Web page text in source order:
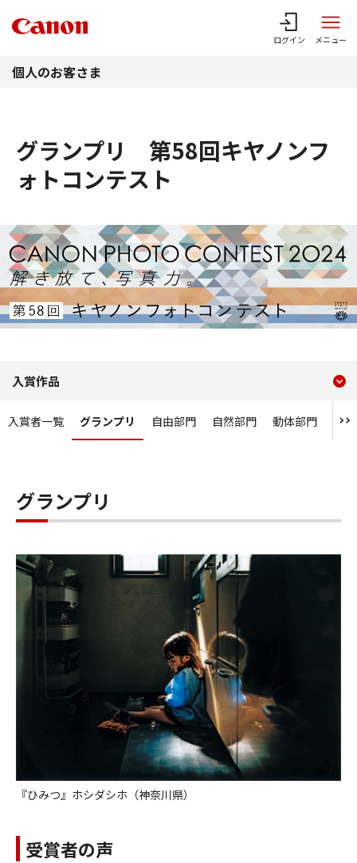
ログイン メニュー
個人のお客さま
グランプリ 第58回キヤノンフ
ォトコンテスト
現在のコンテンツ
入賞作品
入賞者一覧 グランプリ 自由部門 自然部門 動体部門 人
グランプリ
『ひみつ』ホシダシホ（神奈川県）
受賞者の声